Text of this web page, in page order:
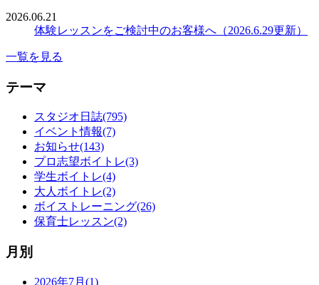
2026.06.21
体験レッスンをご検討中のお客様へ（2026.6.29更新）
一覧を見る
テーマ
スタジオ日誌(795)
イベント情報(7)
お知らせ(143)
プロ志望ボイトレ(3)
学生ボイトレ(4)
大人ボイトレ(2)
ボイストレーニング(26)
保育士レッスン(2)
月別
2026年7月(1)